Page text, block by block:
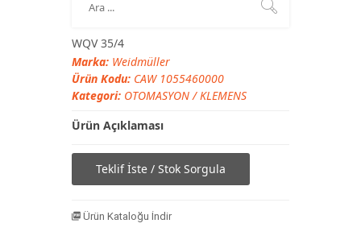
WQV 35/4
Marka: Weidmüller
Ürün Kodu: CAW 1055460000
Kategori: OTOMASYON/KLEMENS
Ürün Açıklaması
Teklif İste / Stok Sorgula
Ürün Kataloğu İndir